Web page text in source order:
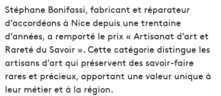
Stéphane Bonifassi, fabricant et réparateur
d’accordéons à Nice depuis une trentaine
d’années, a remporté le prix « Artisanat d’art et
Rareté du Savoir ». Cette catégorie distingue les
artisans d’art qui préservent des savoir-faire
rares et précieux, apportant une valeur unique à
leur métier et à la région.